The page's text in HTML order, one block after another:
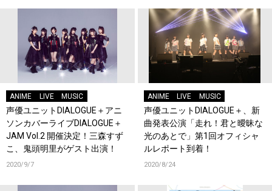
ANIME LIVE MUSIC
声優ユニットDIALOGUE＋アニ
ソンカバーライブDIALOGUE＋
JAM Vol.2 開催決定！三森すず
こ、鬼頭明里がゲスト出演！
2020/9/7
ANIME LIVE MUSIC
声優ユニットDIALOGUE＋、新
曲発表公演「走れ！君と曖昧な
光のあとで」第1回オフィシャ
ルレポート到着！
2020/8/24